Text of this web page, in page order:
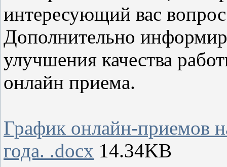
интересующий вас
Дополнительно
улучшения качества
онлайн приема.
График онлайн-приемов
года. .docx 14.34KB